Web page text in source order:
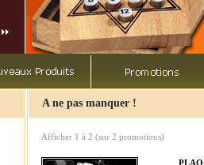
A ne pas manquer !
Afficher 1 à 2 (sur 2 promotions)